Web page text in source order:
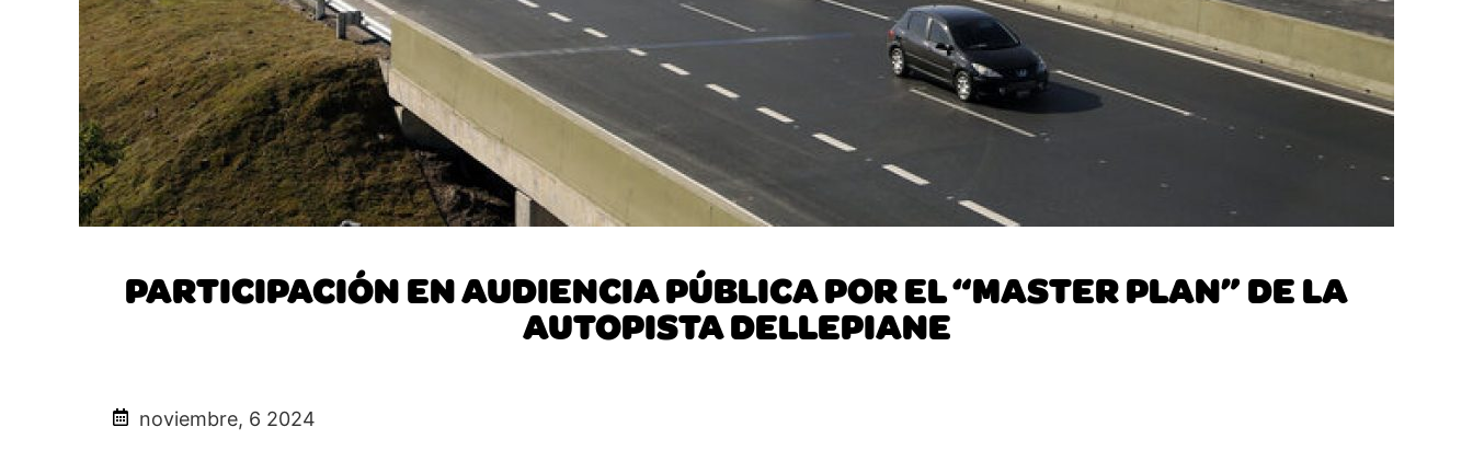
PARTICIPACIÓN EN AUDIENCIA PÚBLICA POR EL “MASTER PLAN” DE LA
AUTOPISTA DELLEPIANE
noviembre, 6 2024